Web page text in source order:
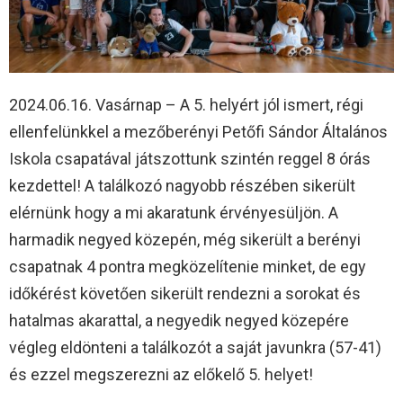
2024.06.16. Vasárnap – A 5. helyért jól ismert, régi
ellenfelünkkel a mezőberényi Petőfi Sándor Általános
Iskola csapatával játszottunk szintén reggel 8 órás
kezdettel! A találkozó nagyobb részében sikerült
elérnünk hogy a mi akaratunk érvényesüljön. A
harmadik negyed közepén, még sikerült a berényi
csapatnak 4 pontra megközelítenie minket, de egy
időkérést követően sikerült rendezni a sorokat és
hatalmas akarattal, a negyedik negyed közepére
végleg eldönteni a találkozót a saját javunkra (57-41)
és ezzel megszerezni az előkelő 5. helyet!